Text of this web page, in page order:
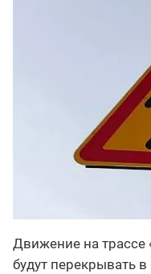
Движение на
будут перекрывать